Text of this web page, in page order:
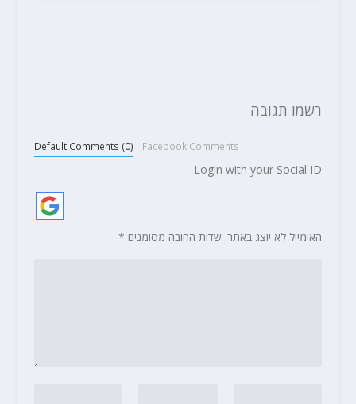
רשמו תגובה
Default Comments (0) Facebook Comments
Login with your Social ID
האימייל לא יוצג באתר. שדות החובה מסומנים *